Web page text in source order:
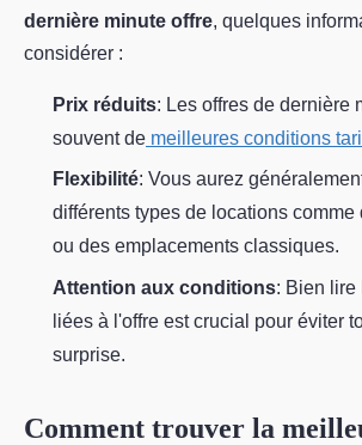
dernière minute offre, quelques
considérer :
Prix réduits: Les offres de dernière
souvent de meilleures conditions
Flexibilité: Vous aurez
différents types de locations comme
ou des emplacements classiques.
Attention aux conditions: Bien lire
liées à l'offre est crucial pour éviter
surprise.
Comment trouver la